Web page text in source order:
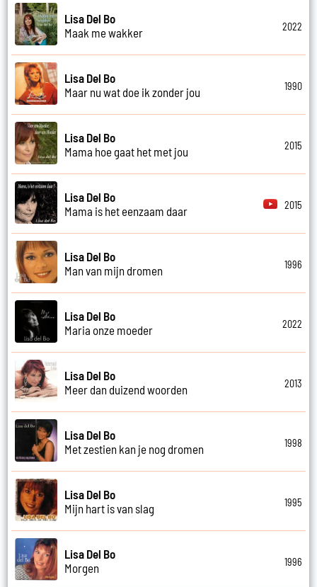
Lisa Del Bo
Maak me wakker
2022
Lisa Del Bo
Maar nu wat doe ik zonder jou
1990
Lisa Del Bo
Mama hoe gaat het met jou
2015
Lisa Del Bo
Mama is het eenzaam daar
2015
Lisa Del Bo
Man van mijn dromen
1996
Lisa Del Bo
Maria onze moeder
2022
Lisa Del Bo
Meer dan duizend woorden
2013
Lisa Del Bo
Met zestien kan je nog dromen
1998
Lisa Del Bo
Mijn hart is van slag
1995
Lisa Del Bo
Morgen
1996